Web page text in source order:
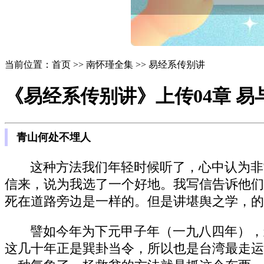
当前位置：首页 >> 南怀瑾全集 >> 易经系传别讲
《易经系传别讲》上传04章
青山何处不埋人
这种方法我们年轻时候听了，心中认为
信来，说为我选了一个好地。我写信告诉他
死在道路旁边是一样的。但是讲堪舆之学，
譬如今年为下元甲子年（一九八四年）
这几十年正是巽卦当令，所以也是台湾最走